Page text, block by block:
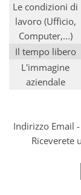
Le condizioni di
lavoro (Ufficio,
Computer,...)
Il tempo libero
L'immagine
aziendale
Indirizzo Email
Riceverete